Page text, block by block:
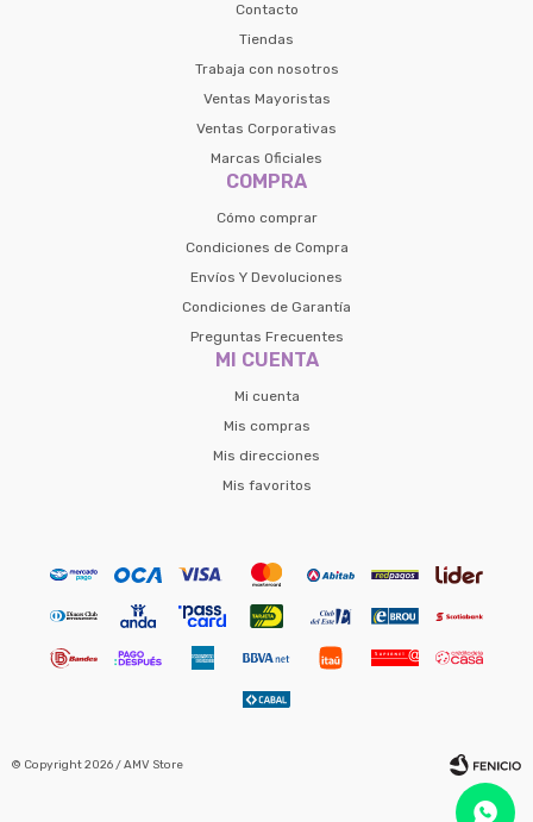
Contacto
Tiendas
Trabaja con nosotros
Ventas Mayoristas
Ventas Corporativas
Marcas Oficiales
COMPRA
Cómo comprar
Condiciones de Compra
Envíos Y Devoluciones
Condiciones de Garantía
Preguntas Frecuentes
MI CUENTA
Mi cuenta
Mis compras
Mis direcciones
Mis favoritos
© Copyright 2026 / AMV Store